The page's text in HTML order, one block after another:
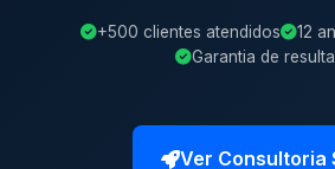
+500 clientes atendidos
12
Garantia de
Ver Consultoria